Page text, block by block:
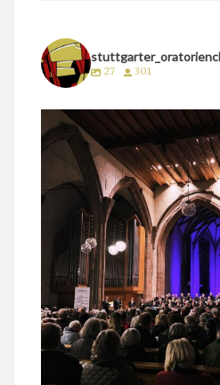
27 301
März